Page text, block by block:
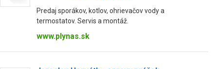
Predaj sporákov, kotlov, ohrievačov vody a
termostatov. Servis a montáž.
www.plynas.sk